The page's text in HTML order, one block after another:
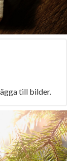
till bilder.